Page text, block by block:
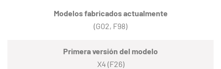
Modelos fabricados actualmente
(G02, F98)
Primera versión del modelo
X4 (F26)